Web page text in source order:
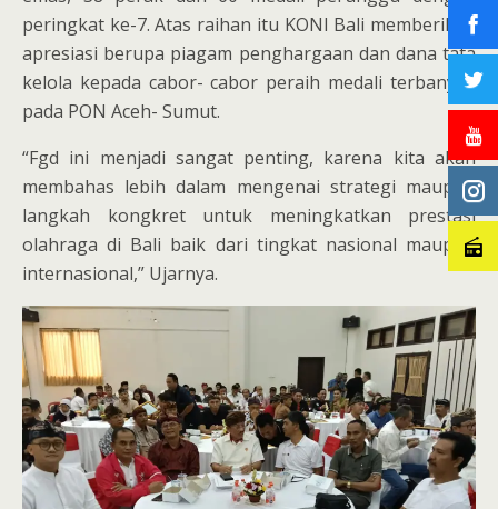
peringkat ke-7. Atas raihan itu KONI Bali memberikan
apresiasi berupa piagam penghargaan dan dana tata
kelola kepada cabor- cabor peraih medali terbanyak
pada PON Aceh- Sumut.
“Fgd ini menjadi sangat penting, karena kita akan
membahas lebih dalam mengenai strategi maupun
langkah kongkret untuk meningkatkan prestasi
olahraga di Bali baik dari tingkat nasional maupun
internasional,” Ujarnya.